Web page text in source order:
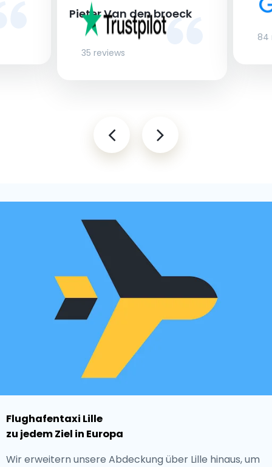
Pieter Van den broeck
35 reviews
84
Flughafentaxi Lille
zu jedem Ziel in Europa
Wir erweitern unsere Abdeckung über Lille hinaus, um